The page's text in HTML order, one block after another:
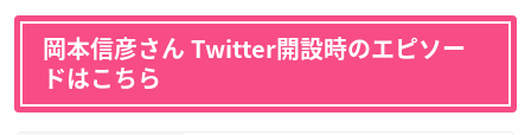
岡本信彦さん Twitter開設時のエピソー
ドはこちら